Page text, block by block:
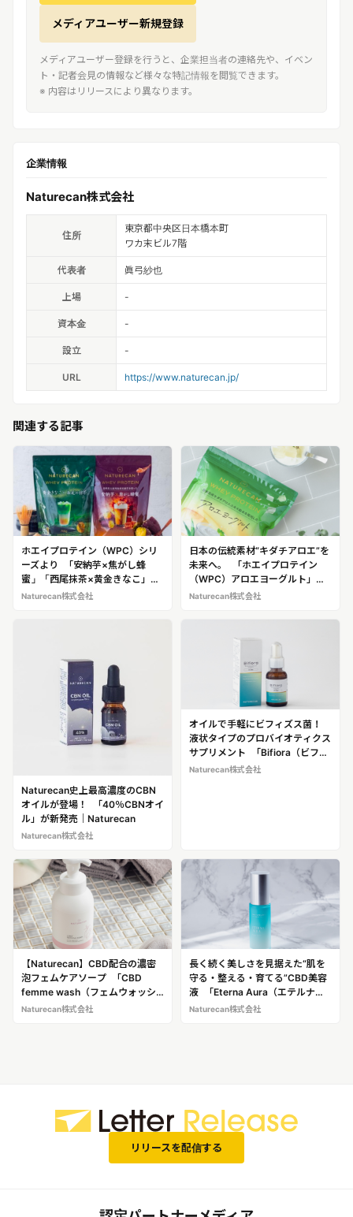
メディアユーザー新規登録
メディアユーザー登録を行うと、企業担当者の連絡先や、イベン
ト・記者会見の情報など様々な特記情報を閲覧できます。
※ 内容はリリースにより異なります。
企業情報
Naturecan株式会社
住所
東京都中央区日本橋本町
ワカ末ビル7階
代表者 眞弓紗也
上場 -
資本金 -
設立 -
URL https://www.naturecan.jp/
関連する記事
ホエイプロテイン（WPC）シリ
ーズより 「安納芋×焦がし蜂
蜜」「西尾抹茶×黄金きなこ」登
場！ 自然素材にこだわった新フ
Naturecan株式会社
日本の伝統素材“キダチアロエ”を
未来へ。 「ホエイプロテイン
（WPC）アロエヨーグルト」が
新登場！│Naturecan Fitness
Naturecan株式会社
Naturecan史上最高濃度のCBN
オイルが登場！ 「40％CBNオイ
ル」が新発売｜Naturecan
Naturecan株式会社
オイルで手軽にビフィズス菌！
液状タイプのプロバイオティクス
サプリメント 「Bifiora（ビフィ
オラ）」が新登場｜Naturecan
Naturecan株式会社
【Naturecan】CBD配合の濃密
泡フェムケアソープ 「CBD
femme wash（フェムウォッシ
ュ）」が新発売！ やさしい泡で
Naturecan株式会社
長く続く美しさを見据えた“肌を
守る・整える・育てる”CBD美容
液 「Eterna Aura（エテルナ・
オーラ）フェイスセラム」が新発
Naturecan株式会社
リリースを配信する